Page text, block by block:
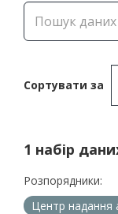
Сортувати за
1 набір
Розпорядники:
Центр надання